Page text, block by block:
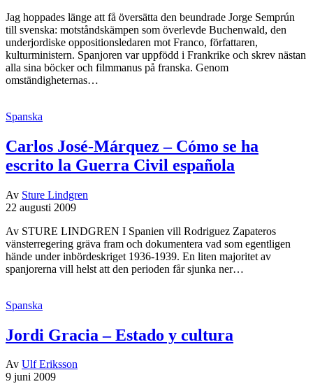
Jag hoppades länge att få översätta den beundrade Jorge Semprún
till svenska: motståndskämpen som överlevde Buchenwald, den
underjordiske oppositionsledaren mot Franco, författaren,
kulturministern. Spanjoren var uppfödd i Frankrike och skrev nästan
alla sina böcker och filmmanus på franska. Genom
omständigheternas…
Spanska
Carlos José-Márquez – Cómo se ha
escrito la Guerra Civil española
Av Sture Lindgren
22 augusti 2009
Av STURE LINDGREN I Spanien vill Rodriguez Zapateros
vänsterregering gräva fram och dokumentera vad som egentligen
hände under inbördeskriget 1936-1939. En liten majoritet av
spanjorerna vill helst att den perioden får sjunka ner…
Spanska
Jordi Gracia – Estado y cultura
Av Ulf Eriksson
9 juni 2009